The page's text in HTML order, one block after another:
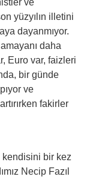
ve
yüzyılın illetini
dayanmıyor.
daha
Euro var, faizleri
bir günde
ve
fakirler
kendisini bir kez
Necip Fazıl